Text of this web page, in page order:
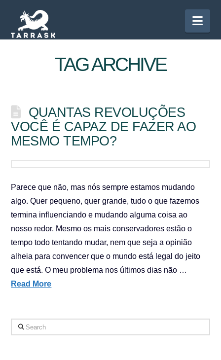
TAG ARCHIVE
QUANTAS REVOLUÇÕES
VOCÊ É CAPAZ DE FAZER AO
MESMO TEMPO?
Parece que não, mas nós sempre estamos mudando
algo. Quer pequeno, quer grande, tudo o que fazemos
termina influenciando e mudando alguma coisa ao
nosso redor. Mesmo os mais conservadores estão o
tempo todo tentando mudar, nem que seja a opinião
alheia para convencer que o mundo está legal do jeito
que está. O meu problema nos últimos dias não …
Read More
Search